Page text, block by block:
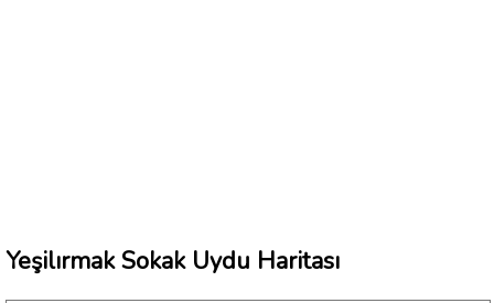
Yeşilırmak Sokak Uydu Haritası